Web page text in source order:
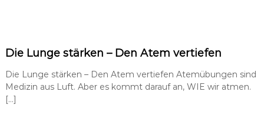
Die Lunge stärken – Den Atem vertiefen
Die Lunge stärken – Den Atem vertiefen Atemübungen sind
Medizin aus Luft. Aber es kommt darauf an, WIE wir atmen.
[…]